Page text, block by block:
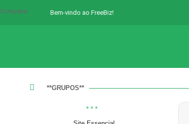
Bem-vindo ao FreeBiz!
**GRUPOS**
* * *
Comparar